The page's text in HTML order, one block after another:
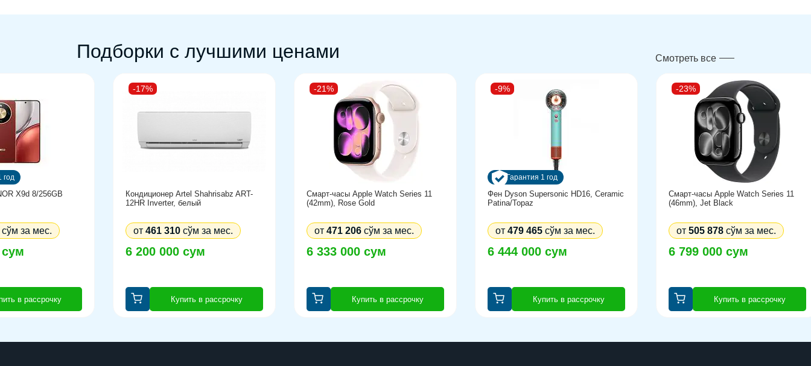
Подборки с лучшими ценами Смотреть все
год
X9d 8/256GB
сум
сўм за мес.
в рассрочку
-17%
Кондиционер Artel Shahrisabz ART-
12HR Inverter, белый
6 200 000 сум
от 461 310 сўм за мес.
Купить в рассрочку
-21%
Смарт-часы Apple Watch Series 11
(42mm), Rose Gold
6 333 000 сум
от 471 206 сўм за мес.
Купить в рассрочку
-9%
Гарантия 1 год
Фен Dyson Supersonic HD16, Ceramic
Patina/Topaz
6 444 000 сум
от 479 465 сўм за мес.
Купить в рассрочку
-23%
Смарт-часы Apple Watch Series 11
(46mm), Jet Black
6 799 000 сум
от 505 878 сўм за мес.
Купить в рассрочку